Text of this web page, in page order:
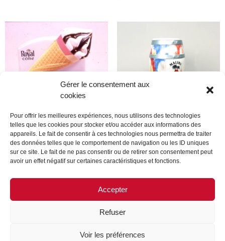
Gérer le consentement aux
cookies
Pour offrir les meilleures expériences, nous utilisons des technologies
telles que les cookies pour stocker et/ou accéder aux informations des
appareils. Le fait de consentir à ces technologies nous permettra de traiter
des données telles que le comportement de navigation ou les ID uniques
sur ce site. Le fait de ne pas consentir ou de retirer son consentement peut
avoir un effet négatif sur certaines caractéristiques et fonctions.
Accepter
Refuser
Voir les préférences
Produit
Lire la suite
Produit
Lire la suite